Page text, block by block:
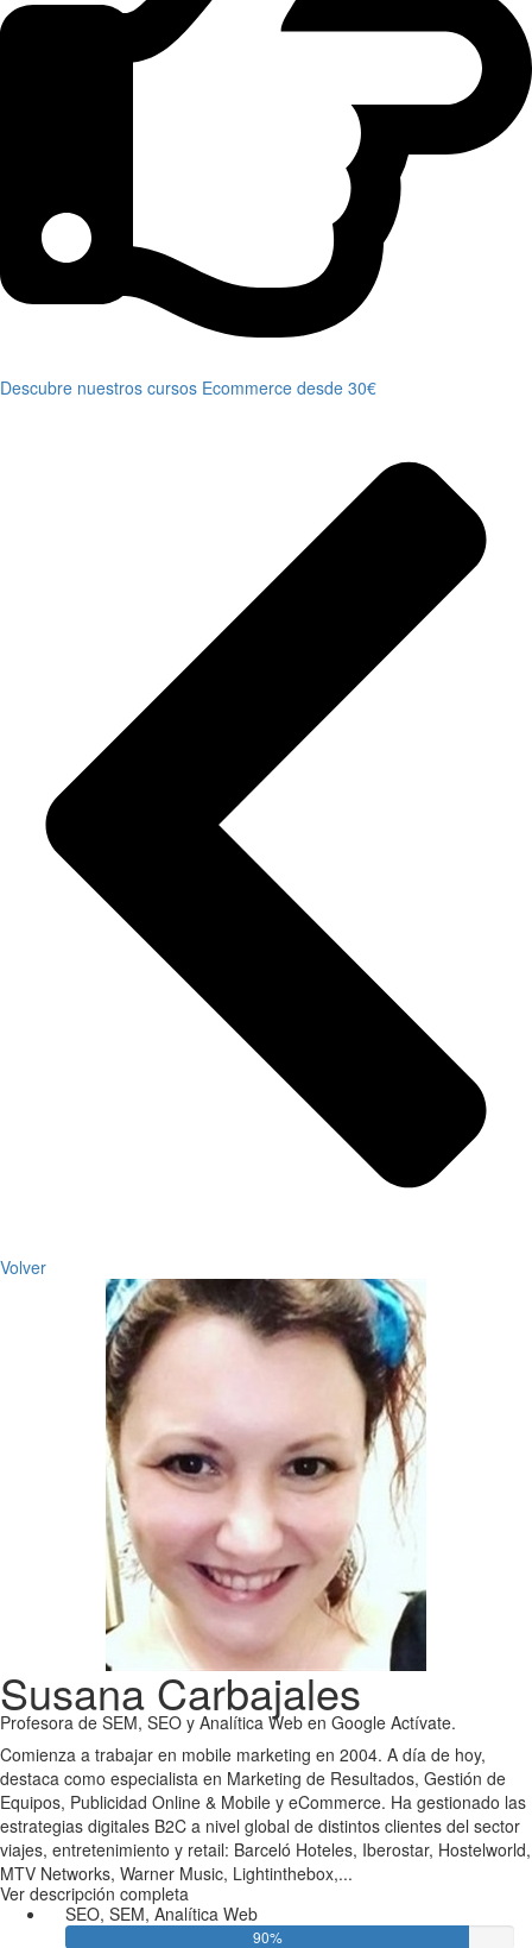
Descubre nuestros cursos Ecommerce desde 30€
Volver
Susana Carbajales
Profesora de SEM, SEO y Analítica Web en Google Actívate.
Comienza a trabajar en mobile marketing en 2004. A día de hoy,
destaca como especialista en Marketing de Resultados, Gestión de
Equipos, Publicidad Online & Mobile y eCommerce. Ha gestionado las
estrategias digitales B2C a nivel global de distintos clientes del sector
viajes, entretenimiento y retail: Barceló Hoteles, Iberostar, Hostelworld,
MTV Networks, Warner Music, Lightinthebox,...
Ver descripción completa
SEO, SEM, Analítica Web
90%